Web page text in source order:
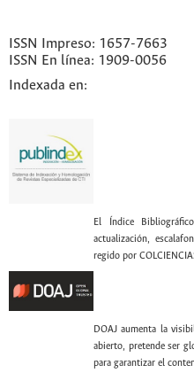
ISSN Impreso: 1657-7663
ISSN En línea: 1909-0056
Indexada en:
El Índice
actualización,
regido por
DOAJ aumenta la
abierto, pretende ser
para garantizar el